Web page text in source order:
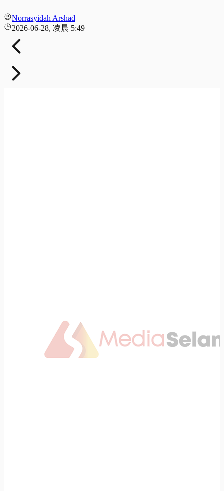
Norrasyidah Arshad
2026-06-28, 凌晨 5:49